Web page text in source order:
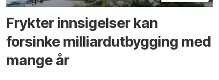
Frykter innsigelser kan
forsinke milliard­utbygging med
mange år